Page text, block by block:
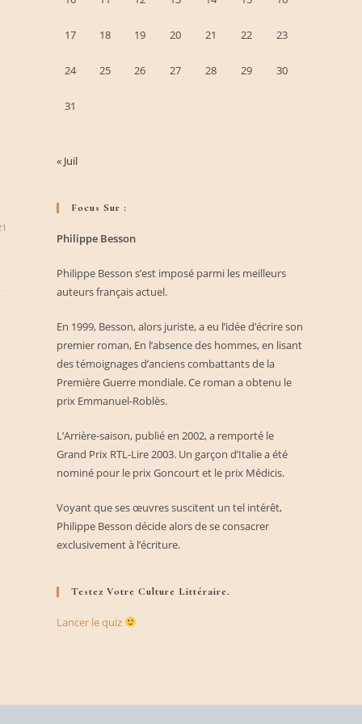
17 18 19 20 21 22 23
24 25 26 27 28 29 30
31
« Juil
Focus Sur :
Philippe Besson
Philippe Besson s’est imposé parmi les meilleurs
auteurs français actuel.
En 1999, Besson, alors juriste, a eu l’idée d’écrire son
premier roman, En l’absence des hommes, en lisant
des témoignages d’anciens combattants de la
Première Guerre mondiale. Ce roman a obtenu le
prix Emmanuel-Roblès.
L’Arrière-saison, publié en 2002, a remporté le
Grand Prix RTL-Lire 2003. Un garçon d’Italie a été
nominé pour le prix Goncourt et le prix Médicis.
Voyant que ses œuvres suscitent un tel intérêt,
Philippe Besson décide alors de se consacrer
exclusivement à l’écriture.
Testez Votre Culture Littéraire.
Lancer le quiz